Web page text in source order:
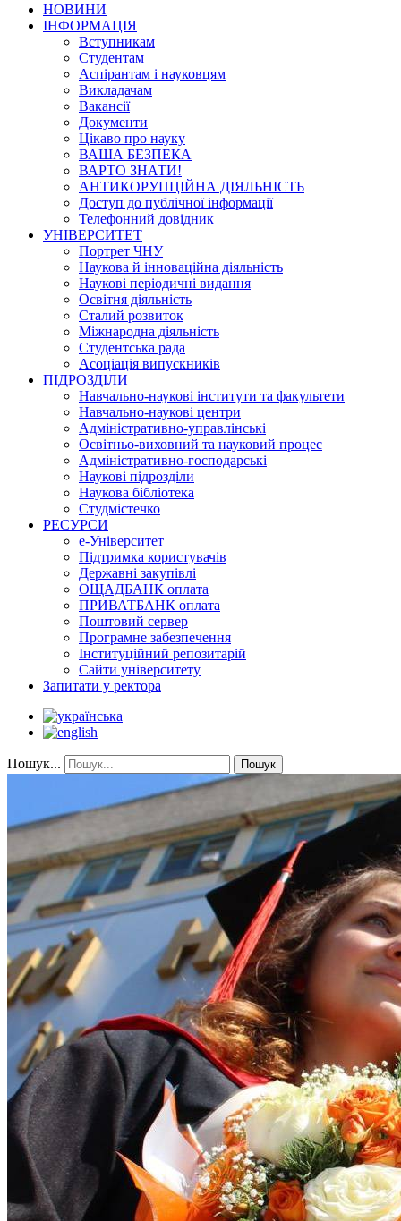
НОВИНИ
ІНФОРМАЦІЯ
Вступникам
Студентам
Аспірантам і науковцям
Викладачам
Вакансії
Документи
Цікаво про науку
ВАША БЕЗПЕКА
ВАРТО ЗНАТИ!
АНТИКОРУПЦІЙНА ДІЯЛЬНІСТЬ
Доступ до публічної інформації
Телефонний довідник
УНІВЕРСИТЕТ
Портрет ЧНУ
Наукова й інноваційна діяльність
Наукові періодичні видання
Освітня діяльність
Сталий розвиток
Міжнародна діяльність
Студентська рада
Асоціація випускників
ПІДРОЗДІЛИ
Навчально-наукові інститути та факультети
Навчально-наукові центри
Адміністративно-управлінські
Освітньо-виховний та науковий процес
Адміністративно-господарські
Наукові підрозділи
Наукова бібліотека
Студмістечко
РЕСУРСИ
е-Університет
Підтримка користувачів
Державні закупівлі
ОЩАДБАНК оплата
ПРИВАТБАНК оплата
Поштовий сервер
Програмне забезпечення
Інституційний репозитарій
Сайти університету
Запитати у ректора
Пошук... Пошук